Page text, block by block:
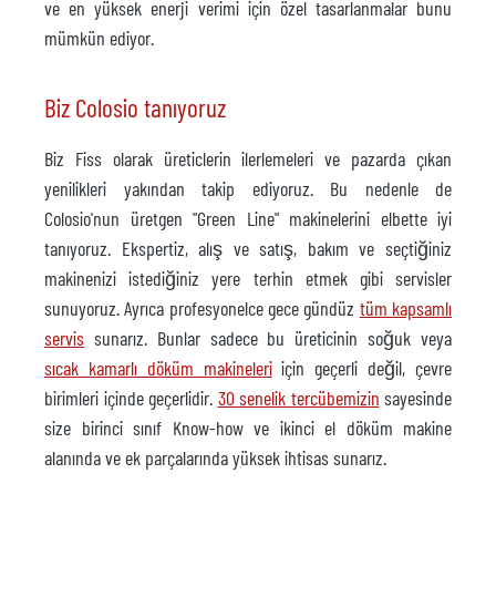
ve en yüksek enerji verimi için özel tasarlanmalar bunu
mümkün ediyor.
Biz Colosio tanıyoruz
Biz Fiss olarak üreticlerin ilerlemeleri ve pazarda çıkan
yenilikleri yakından takip ediyoruz. Bu nedenle de
Colosio'nun üretgen "Green Line" makinelerini elbette iyi
tanıyoruz. Ekspertiz, alış ve satış, bakım ve seçtiğiniz
makinenizi istediğiniz yere terhin etmek gibi servisler
sunuyoruz. Ayrıca profesyonelce gece gündüz tüm kapsamlı
servis sunarız. Bunlar sadece bu üreticinin soğuk veya
sıcak kamarlı döküm makineleriiçin geçerli değil, çevre
birimleri içinde geçerlidir. 30 senelik tercübemizin sayesinde
size birinci sınıf Know-how ve ikinci el döküm makine
alanında ve ek parçalarında yüksek ihtisas sunarız.